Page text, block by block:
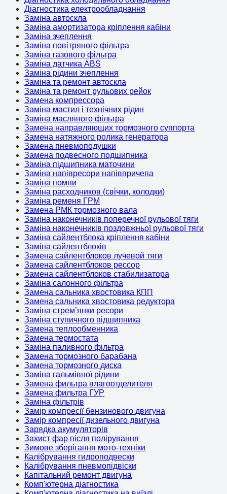
Діагностика електрообладнання
Заміна автоскла
Заміна амортизатора кріплення кабіни
Заміна зчеплення
Заміна повітряного фільтра
Заміна газового фільтра
Заміна датчика ABS
Заміна рідини зчеплення
Заміна та ремонт автоскла
Заміна та ремонт рульових рейок
Замена компрессора
Заміна мастил і технічних рідин
Заміна масляного фільтра
Замена направляющих тормозного суппорта
Замена натяжного ролика генератора
Замена пневмоподушки
Замена подвесного подшипника
Заміна підшипника маточини
Заміна напівресори напівпричепа
Заміна помпи
Заміна расходников (свічки, колодки)
Заміна ременя ГРМ
Замена РМК тормозного вала
Заміна наконечників поперечної рульової тяги
Заміна наконечників поздовжньої рульової тяги
Заміна сайлентблока кріплення кабіни
Заміна сайлентблоків
Замена сайлентблоков лучевой тяги
Замена сайлентблоков рессор
Замена сайлентблоков стабилизатора
Заміна салонного фільтра
Замена сальника хвостовика КПП
Замена сальника хвостовика редуктора
Заміна стрем’янки ресори
Заміна ступичного підшипника
Замена теплообменника
Замена термостата
Заміна паливного фільтра
Замена тормозного барабана
Замена тормозного диска
Заміна гальмівної рідини
Замена фильтра влагоотделителя
Замена фильтра ГУР
Заміна фільтрів
Замір компресії бензинового двигуна
Замір компресії дизельного двигуна
Зарядка акумуляторів
Захист фар після полірування
Зимове зберігання мото-техніки
Калібрування гидроподвески
Калібрування пневмопідвіски
Капітальний ремонт двигуна
Комп'ютерна діагностика